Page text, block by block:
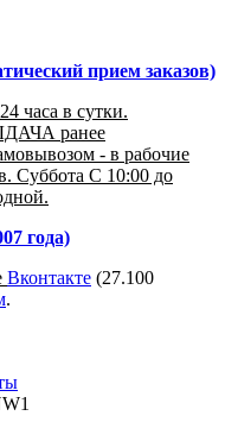
прием заказов)
часа в сутки.
ранее
- в рабочие
Суббота С 10:00 до
года)
Вконтакте (27.100
.